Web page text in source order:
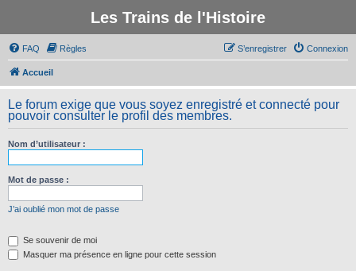
Les Trains de l'Histoire
FAQ Règles Connexion
S’enregistrer
Accueil
Le forum exige que vous soyez enregistré et connecté pour
pouvoir consulter le profil des membres.
Nom d’utilisateur :
Mot de passe :
J’ai oublié mon mot de passe
Se souvenir de moi
Masquer ma présence en ligne pour cette session